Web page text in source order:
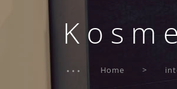
Home